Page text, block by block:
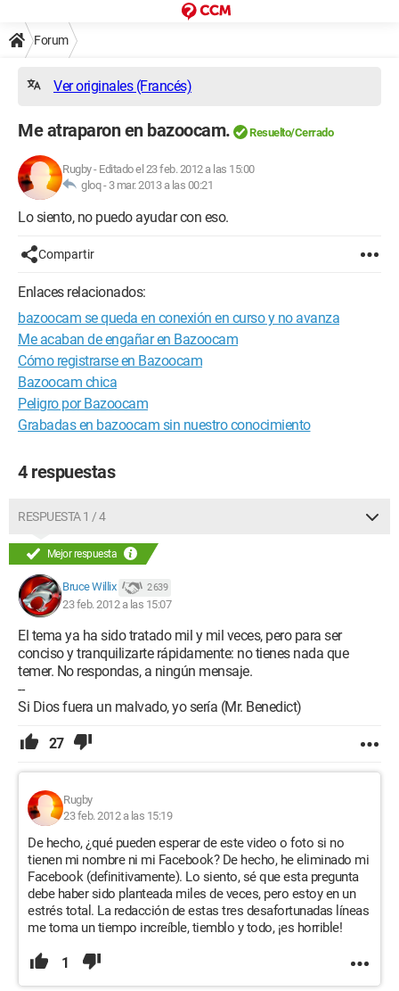
Forum
Ver originales (Francés)
Me atraparon en bazoocam. Resuelto/Cerrado
Rugby- Editado el 23 feb. 2012 a las 15:00
gloq - 3 mar. 2013 a las 00:21
Lo siento, no puedo ayudar con eso.
Compartir
Enlaces relacionados:
bazoocam se queda en conexión en curso y no avanza
Me acaban de engañar en Bazoocam
Cómo registrarse en Bazoocam
Bazoocam chica
Peligro por Bazoocam
Grabadas en bazoocam sin nuestro conocimiento
4 respuestas
RESPUESTA 1 / 4
Mejor respuesta
Bruce Willix 2 639
23 feb. 2012 a las 15:07
El tema ya ha sido tratado mil y mil veces, pero para ser
conciso y tranquilizarte rápidamente: no tienes nada que
temer. No respondas, a ningún mensaje.
--
Si Dios fuera un malvado, yo sería (Mr. Benedict)
27
Rugby
23 feb. 2012 a las 15:19
De hecho, ¿qué pueden esperar de este video o foto si no
tienen mi nombre ni mi Facebook? De hecho, he eliminado mi
Facebook (definitivamente). Lo siento, sé que esta pregunta
debe haber sido planteada miles de veces, pero estoy en un
estrés total. La redacción de estas tres desafortunadas líneas
me toma un tiempo increíble, tiemblo y todo, ¡es horrible!
1